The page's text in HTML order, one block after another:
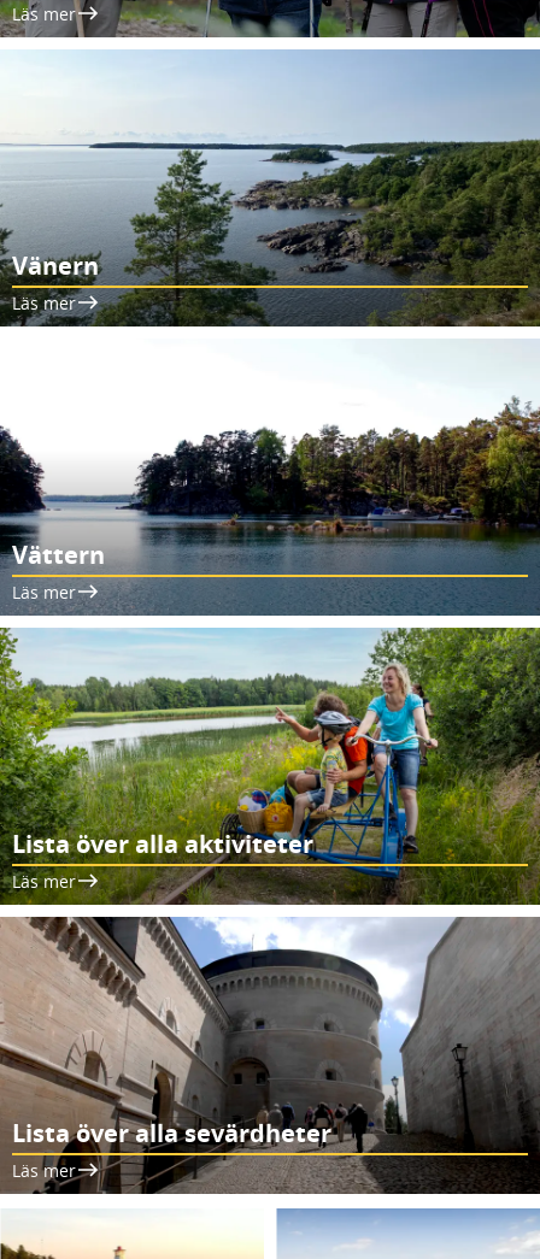
Läs mer
Vänern
Läs mer
Vättern
Läs mer
Lista över alla aktiviteter
Läs mer
Lista över alla sevärdheter
Läs mer